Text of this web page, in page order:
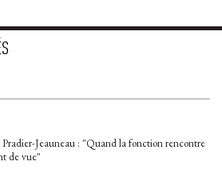
Pradier-Jeauneau : "Quand la fonction rencontre
de vue"